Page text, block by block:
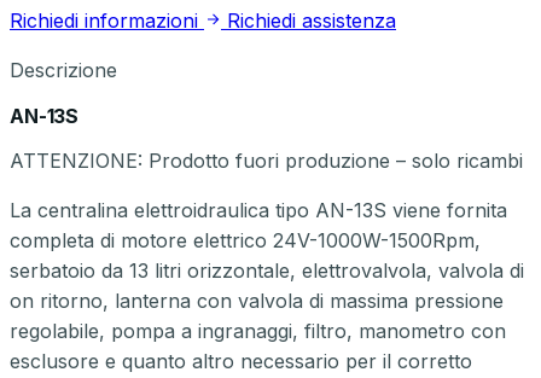
Richiedi informazioni Richiedi assistenza
Descrizione
AN-13S
ATTENZIONE: Prodotto fuori produzione – solo ricambi
La centralina elettroidraulica tipo AN-13S viene fornita
completa di motore elettrico 24V-1000W-1500Rpm,
serbatoio da 13 litri orizzontale, elettrovalvola, valvola di
on ritorno, lanterna con valvola di massima pressione
regolabile, pompa a ingranaggi, filtro, manometro con
esclusore e quanto altro necessario per il corretto